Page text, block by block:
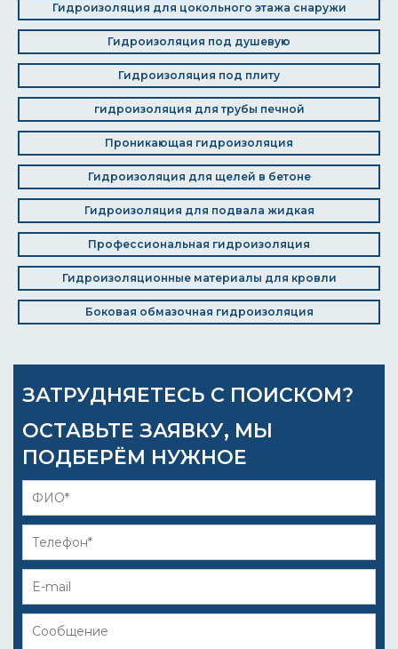
Гидроизоляция для цокольного этажа снаружи
Гидроизоляция под душевую
Гидроизоляция под плиту
гидроизоляция для трубы печной
Проникающая гидроизоляция
Гидроизоляция для щелей в бетоне
Гидроизоляция для подвала жидкая
Профессиональная гидроизоляция
Гидроизоляционные материалы для кровли
Боковая обмазочная гидроизоляция
ЗАТРУДНЯЕТЕСЬ С ПОИСКОМ?
ОСТАВЬТЕ ЗАЯВКУ, МЫ
ПОДБЕРЁМ НУЖНОЕ